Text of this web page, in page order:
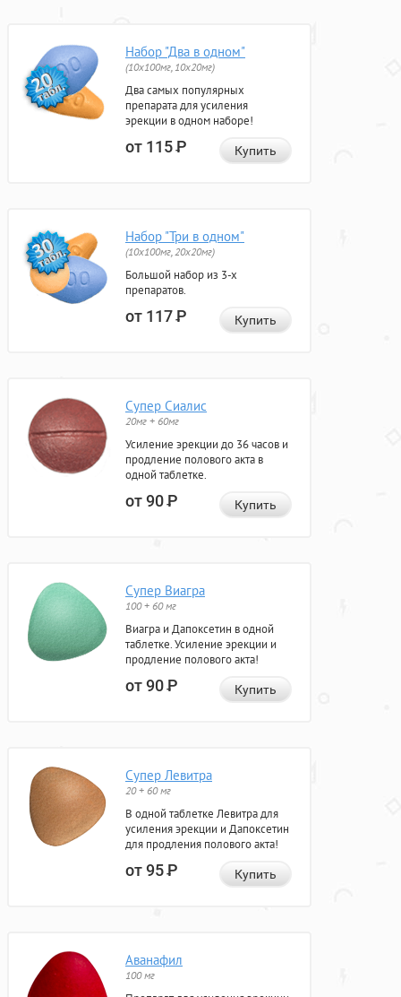
Набор "Два в одном"
(10x100мг, 10x20мг)
Два самых популярных
препарата для усиления
эрекции в одном наборе!
от 115Р Купить
Набор "Три в одном"
(10x100мг, 20x20мг)
Большой набор из 3-х
препаратов.
от 117Р Купить
Супер Сиалис
20мг + 60мг
Усиление эрекции до 36 часов и
продление полового акта в
одной таблетке.
от 90Р Купить
Супер Виагра
100 + 60 мг
Виагра и Дапоксетин в одной
таблетке. Усиление эрекции и
продление полового акта!
от 90Р Купить
Супер Левитра
20 + 60 мг
В одной таблетке Левитра для
усиления эрекции и Дапоксетин
для продления полового акта!
от 95Р Купить
Аванафил
100 мг